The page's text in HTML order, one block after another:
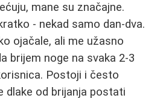
mane su značajne.
- nekad samo dan-dva.
ojačale, ali me užasno
brijem noge na svaka 2-3
Postoji i često
dlake od brijanja postati